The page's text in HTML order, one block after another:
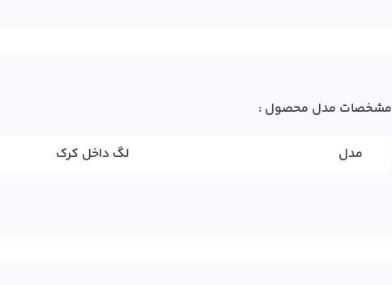
مشخصات مدل محصول :
مدل لگ داخل کرک